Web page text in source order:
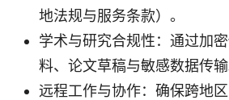
地法规与服务条款）。
学术与研究合规性：通过加
料、论文草稿与敏感数据传输
远程工作与协作：确保跨地